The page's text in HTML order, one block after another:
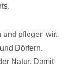
und pflegen wir.
Dörfern.
Natur. Damit